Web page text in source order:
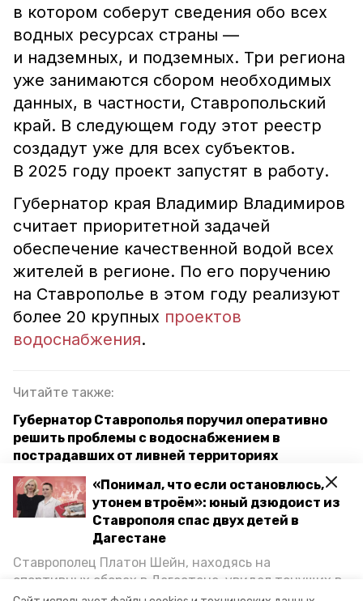
«Понимал, что если остановлюсь,
утонем втроём»: юный дзюдоист из
Ставрополя спас двух детей в
Дагестане
Ставрополец Платон Шейн, находясь на
спортивных сборах в Дегестане, увидел тонущих в
в котором соберут сведения обо всех
водных ресурсах страны —
и надземных, и подземных. Три региона
уже занимаются сбором необходимых
данных, в частности, Ставропольский
край. В следующем году этот реестр
создадут уже для всех субъектов.
В 2025 году проект запустят в работу.
Губернатор края Владимир Владимиров
считает приоритетной задачей
обеспечение качественной водой всех
жителей в регионе. По его поручению
на Ставрополье в этом году реализуют
более 20 крупных проектов
водоснабжения.
Читайте также:
Губернатор Ставрополья поручил оперативно
решить проблемы с водоснабжением в
пострадавших от ливней территориях
Второй этап капремонта Шпаковского
группового водопровода стартовал на
Ставрополье
ставропольский край